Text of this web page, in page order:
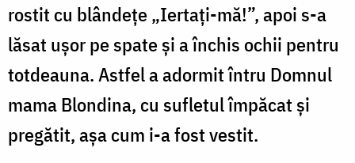
rostit cu blândețe „Iertați-mă!”, apoi s-a
lăsat ușor pe spate și a închis ochii pentru
totdeauna. Astfel a adormit întru Domnul
mama Blondina, cu sufletul împăcat și
pregătit, așa cum i-a fost vestit.